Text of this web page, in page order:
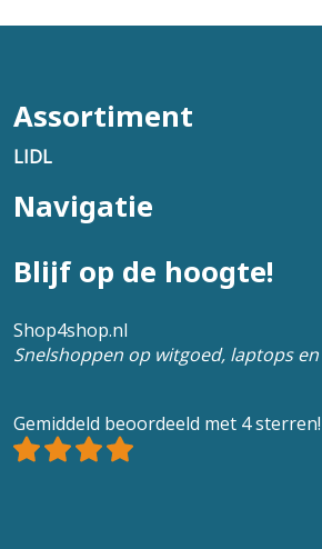
Assortiment
LIDL
Navigatie
Blijf op de hoogte!
Shop4shop.nl
Snelshoppen op witgoed, laptops
Gemiddeld beoordeeld met 4 sterren!